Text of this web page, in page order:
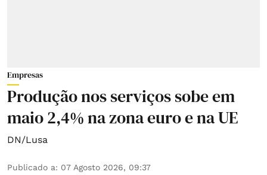
Empresas
Produção nos serviços sobe em
maio 2,4% na zona euro e na UE
DN/Lusa
Publicado a: 07 Agosto 2026, 09:37